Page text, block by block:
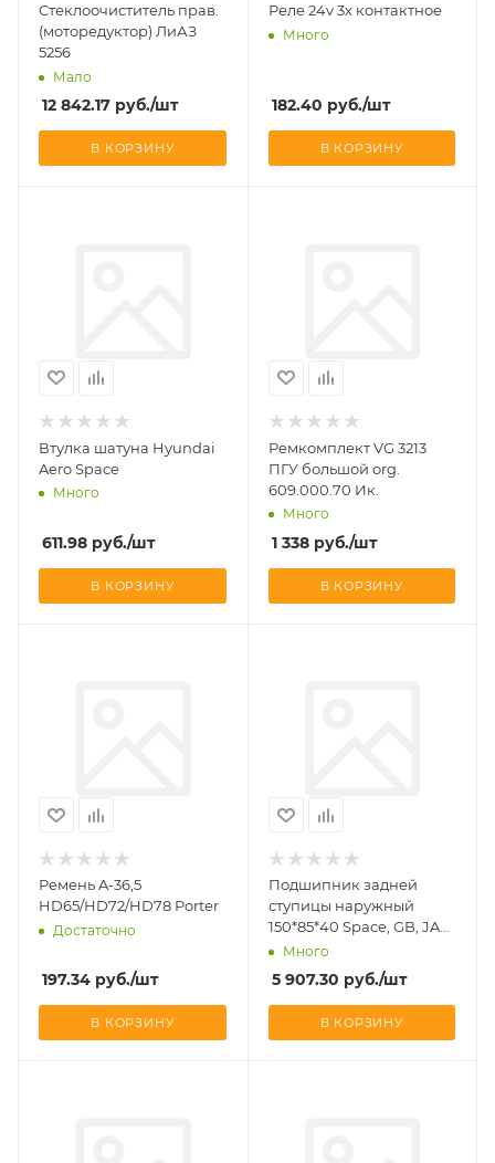
Стеклоочиститель прав.
(моторедуктор) ЛиАЗ
5256
Мало
12 842.17 руб./шт
В КОРЗИНУ
Реле 24v 3х контактное
Много
182.40 руб./шт
В КОРЗИНУ
Втулка шатуна Hyundai
Aero Space
Много
611.98 руб./шт
В КОРЗИНУ
Ремкомплект VG 3213
ПГУ большой org.
609.000.70 Ик.
Много
1 338руб./шт
В КОРЗИНУ
Ремень A-36,5
HD65/HD72/HD78 Porter
Достаточно
197.34 руб./шт
В КОРЗИНУ
Подшипник задней
ступицы наружный
150*85*40 Space, GB, JAC
№ 32217
Много
5 907.30 руб./шт
В КОРЗИНУ